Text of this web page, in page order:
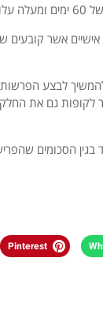
אישיים אשר
לבצע
לקופות גם את
הסכומים
Pinterest